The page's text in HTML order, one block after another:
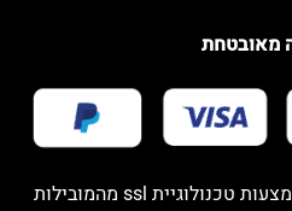
מאובטחת
אתרינו מאובטח לרכישה באמצעות טכנולוגיית ssl מהמובילות